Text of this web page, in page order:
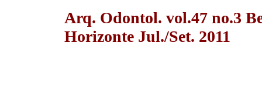
Arq. Odontol. vol.47 no.3
Horizonte Jul./Set. 2011